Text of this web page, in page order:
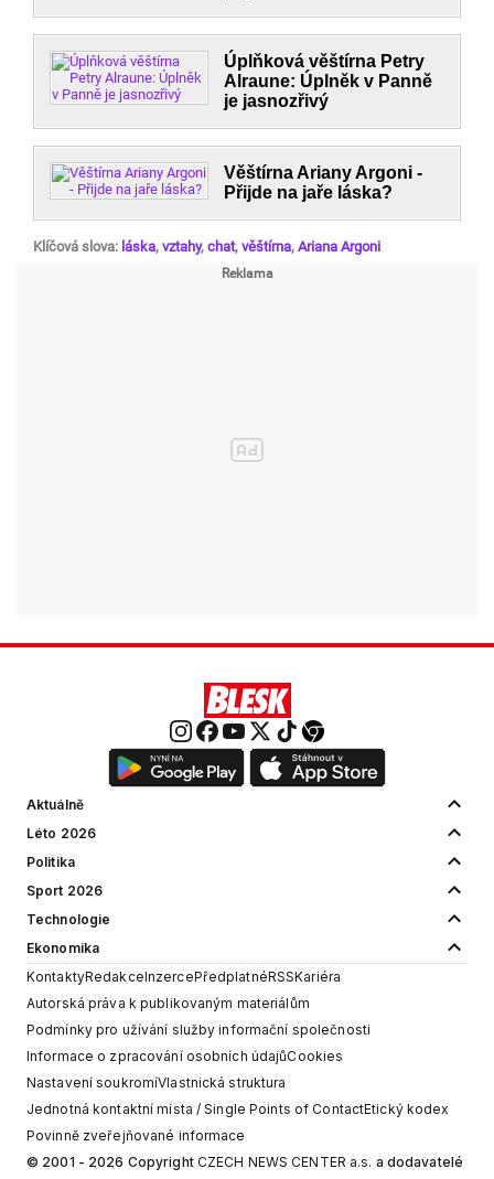
Úplňková věštírna Petry
Alraune: Úplněk v Panně
je jasnozřivý
Věštírna Ariany Argoni -
Přijde na jaře láska?
Klíčová slova: láska, vztahy, chat, věštírna, Ariana Argoni
Aktuálně
Léto 2026
Politika
Sport 2026
Technologie
Ekonomika
KontaktyRedakceInzercePředplatnéRSSKariéra
Autorská práva k publikovaným materiálům
Podmínky pro užívání služby informační společnosti
Informace o zpracování osobních údajůCookies
Nastavení soukromíVlastnická struktura
Jednotná kontaktní místa / Single Points of ContactEtický kodex
Povinně zveřejňované informace
© 2001 - 2026 Copyright CZECH NEWS CENTER a.s. a dodavatelé